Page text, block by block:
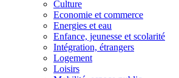
Culture
Economie et commerce
Energies et eau
Enfance, jeunesse et scolarité
Intégration, étrangers
Logement
Loisirs